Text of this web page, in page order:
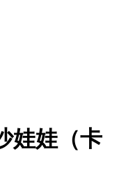
娃娃（卡